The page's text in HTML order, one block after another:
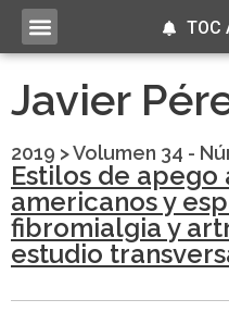
TOC
Javier
2019 >Volumen 34 -
Estilos de
americanos y
fibromialgia y
estudio